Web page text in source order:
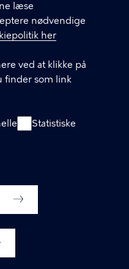
læse
nødvendige
her
ved at klikke på
finder som link
Statistiske